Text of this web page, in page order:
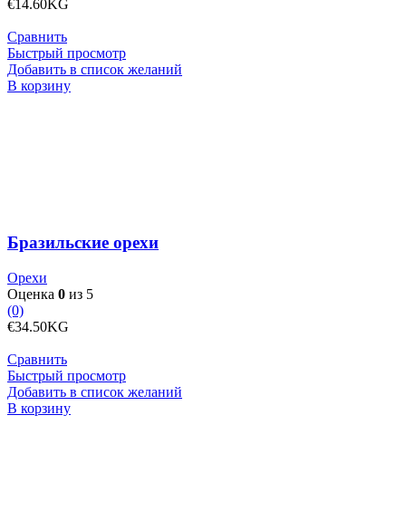
€14.60KG
Сравнить
Быстрый просмотр
Добавить в список желаний
Количество
В корзину
Бразильские орехи
Орехи
Оценка 0 из 5
(0)
€34.50KG
Сравнить
Быстрый просмотр
Добавить в список желаний
Количество
В корзину